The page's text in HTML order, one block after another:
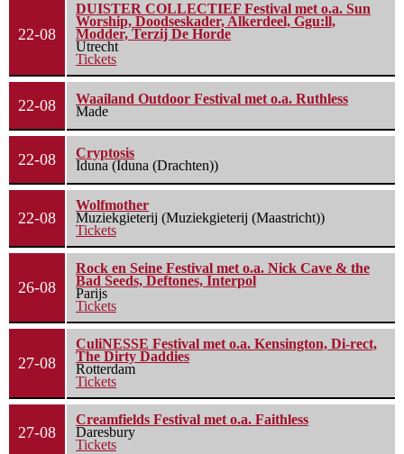
22-08
DUISTER COLLECTIEF Festival met o.a. Sun
Worship, Doodseskader, Alkerdeel, Ggu:ll,
Modder, Terzij De Horde
Utrecht
Tickets
22-08
Waailand Outdoor Festival met o.a. Ruthless
Made
22-08
Cryptosis
Iduna (Iduna (Drachten))
22-08
Wolfmother
Muziekgieterij (Muziekgieterij (Maastricht))
Tickets
26-08
Rock en Seine Festival met o.a. Nick Cave & the
Bad Seeds, Deftones, Interpol
Parijs
Tickets
27-08
CuliNESSE Festival met o.a. Kensington, Di-rect,
The Dirty Daddies
Rotterdam
Tickets
27-08
Creamfields Festival met o.a. Faithless
Daresbury
Tickets